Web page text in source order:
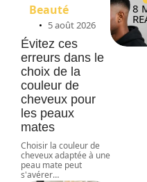
Beauté
5 août 2026
Évitez ces
erreurs dans le
choix de la
couleur de
cheveux pour
les peaux
mates
Choisir la couleur de
cheveux adaptée à une
peau mate peut
s'avérer…
8